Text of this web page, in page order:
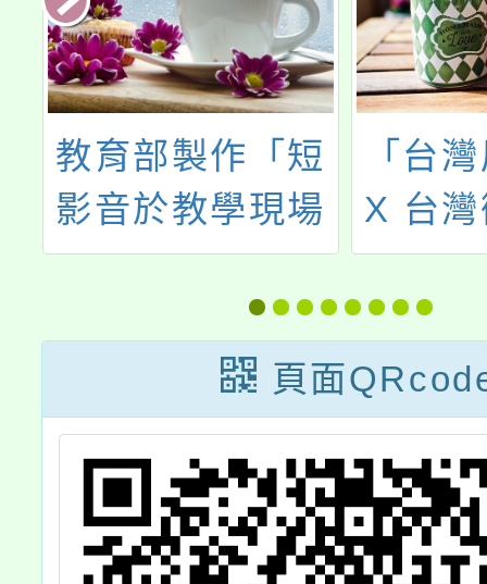
教育部製作「短
影音於教學現場
的影響」數位學
習增能課程上架
至磨課師平台
「台
X 台
位素
全》
線
頁面